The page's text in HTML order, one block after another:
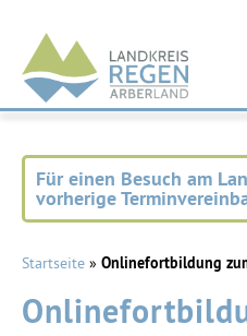
Landkreis
Regen
Für einen Besuch am
vorherige
Startseite » Onlinefortbildung